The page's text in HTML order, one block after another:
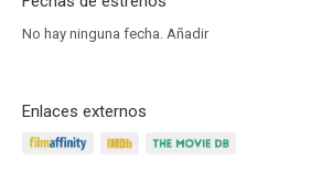
No hay ninguna fecha. Añadir
Enlaces externos